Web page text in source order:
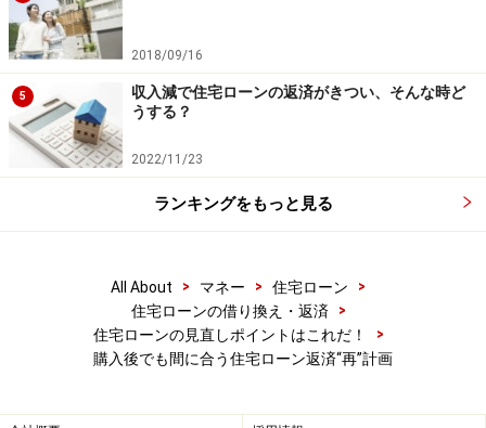
2018/09/16
5
収入減で住宅ローンの返済がきつい、そんな時ど
うする？
2022/11/23
ランキングをもっと見る
All About > マネー > 住宅ローン
>
住宅ローンの借り換え・返済
>
住宅ローンの見直しポイントはこれだ！
>
購入後でも間に合う住宅ローン返済“再”計画